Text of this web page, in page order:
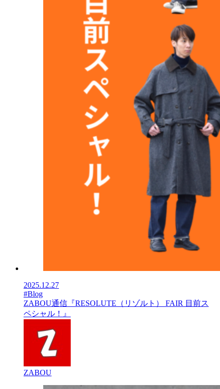
2025.12.27
#Blog
ZABOU通信『RESOLUTE（リゾルト） FAIR 目前ス
ペシャル！』
ZABOU